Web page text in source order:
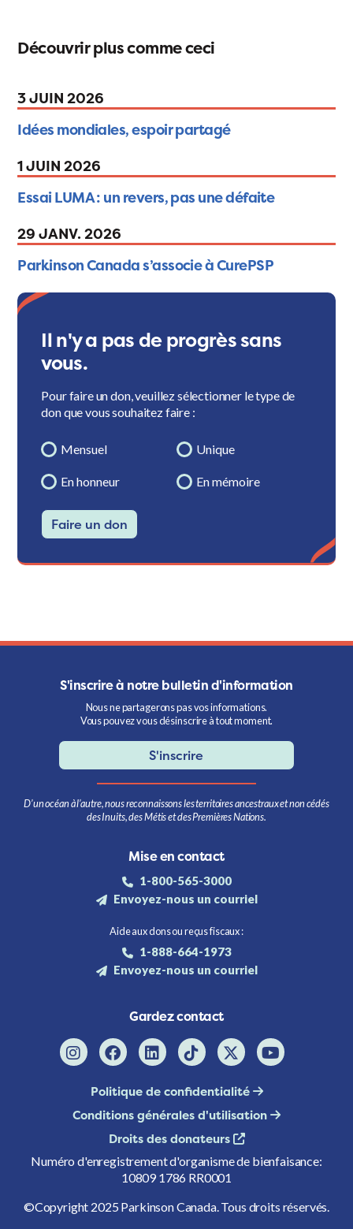
Découvrir plus comme ceci
3 JUIN 2026
Idées mondiales, espoir partagé
1 JUIN 2026
Essai LUMA : un revers, pas une défaite
29 JANV. 2026
Parkinson Canada s’associe à CurePSP
Il n'y a pas de progrès sans
vous.
Pour faire un don, veuillez sélectionner le type de
don que vous souhaitez faire :
Mensuel Unique
En honneur En mémoire
Faire un don
S'inscrire à notre bulletin d'information
Nous ne partagerons pas vos informations.
Vous pouvez vous désinscrire à tout moment.
S'inscrire
D’un océan à l’autre, nous reconnaissons les territoires ancestraux et non cédés
des Inuits, des Métis et des Premières Nations.
Mise en contact
1-800-565-3000
Envoyez-nous un courriel
Aide aux dons ou reçus fiscaux :
1-888-664-1973
Envoyez-nous un courriel
Gardez contact
Politique de confidentialité
Conditions générales d'utilisation
Droits des donateurs
Numéro d'enregistrement d'organisme de bienfaisance:
10809 1786 RR0001
©Copyright 2025 Parkinson Canada. Tous droits réservés.